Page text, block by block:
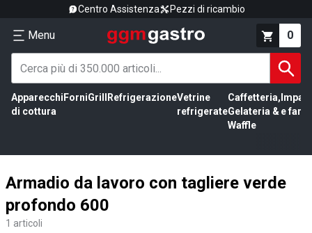
Centro Assistenza Pezzi di ricambio
Menu 0
Apparecchi
di cottura
ForniGrill RefrigerazioneVetrine
refrigerate
Caffetteria,
Gelateria &
Waffle
e
Armadio da lavoro con tagliere verde
profondo 600
1 articoli